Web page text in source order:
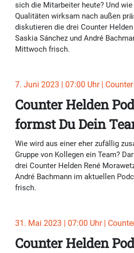
sich die Mitarbeiter heute? Und
Qualitäten wirksam nach außen
diskutieren die drei Counter
Saskia Sánchez und André
Mittwoch frisch.
7. Juni 2023 | 07:00 Uhr |
Counter Helden
formst Du Dein
Wie wird aus einer eher zufällig
Gruppe von Kollegen ein Team?
drei Counter Helden René
André Bachmann im aktuellen
frisch.
31. Mai 2023 | 07:00 Uhr |
Counter Helden